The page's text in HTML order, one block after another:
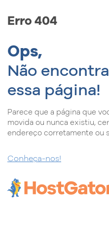
Erro 404
Ops,
Não
essa página!
Parece que a página que
movida ou nunca existiu,
endereço corretamente ou
Conheça-nos!